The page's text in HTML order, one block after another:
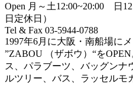
Open 月～土12:00~20:00 日
日定休日）
Tel & Fax 03-5944-0788
1997年6月に大阪・南船場に
”ZABOU （ザボウ）“を
ス、パラブーツ、バッグンナ
ルツリー、バス、ラッセルモ